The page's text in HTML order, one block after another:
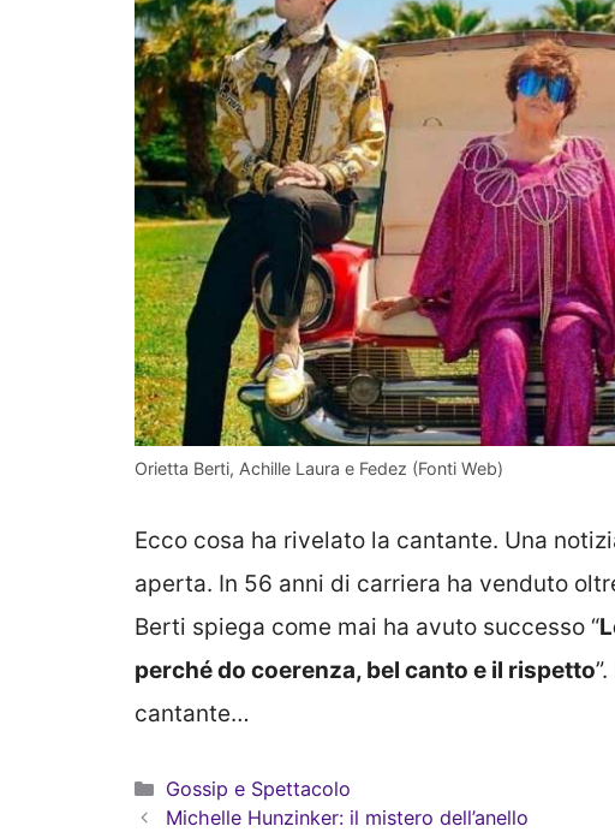
Orietta Berti, Achille Laura e Fedez (Fonti Web)
Ecco cosa ha rivelato la cantante. Una
aperta. In 56 anni di carriera ha venduto
Berti spiega come mai ha avuto successo “
perché do coerenza, bel canto e il rispetto
cantante…
Categorie
Gossip e Spettacolo
Michelle Hunzinker: il mistero dell’anello